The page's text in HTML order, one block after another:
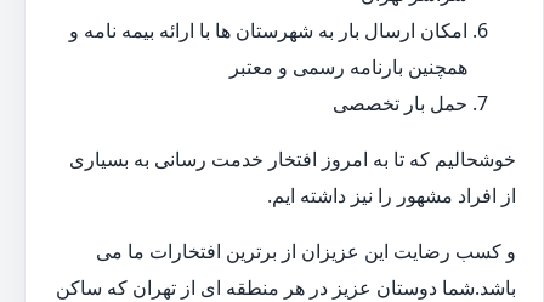
امکان ارسال بار به شهرستان ها با ارائه بیمه نامه و
همچنین بارنامه رسمی و معتبر
حمل بار تخصصی
خوشحالیم که تا به امروز افتخار خدمت رسانی به بسیاری
از افراد مشهور را نیز داشته ایم.
و کسب رضایت این عزیزان از برترین افتخارات ما می
باشد.شما دوستان عزیز در هر منطقه ای از تهران که ساکن